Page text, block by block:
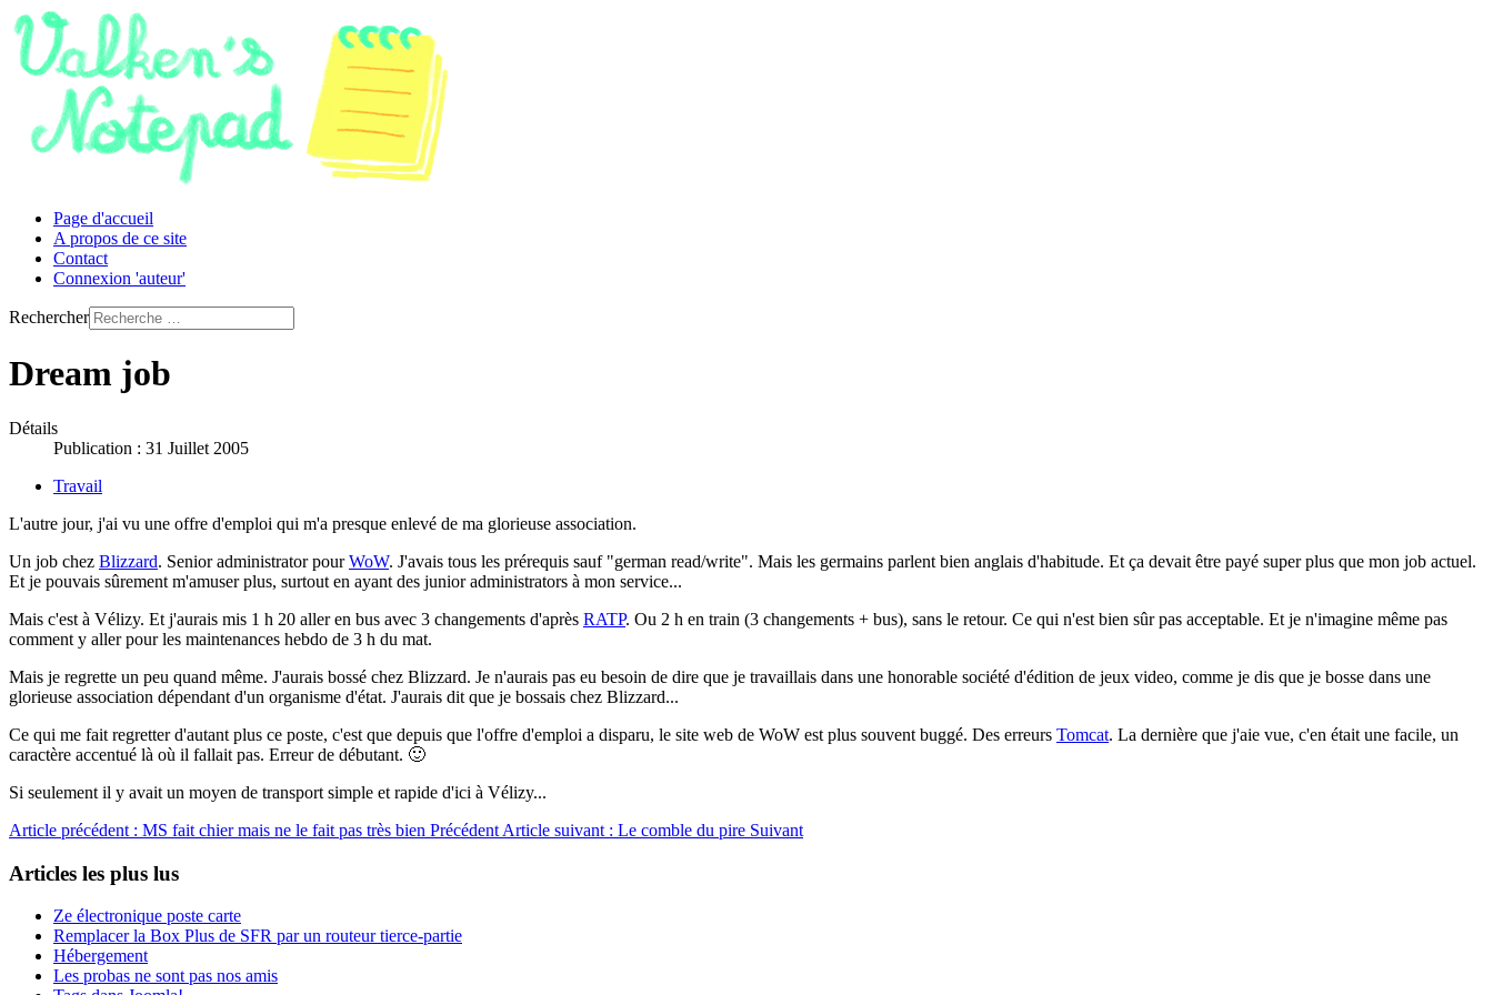
Page d'accueil
A propos de ce site
Contact
Connexion 'auteur'
Rechercher
Dream job
Détails
Publication : 31 Juillet 2005
Travail
L'autre jour, j'ai vu une offre d'emploi qui m'a presque enlevé de ma glorieuse association.
Un job chez Blizzard. Senior administrator pourWoW. J'avais tous les prérequis sauf "german read/write". Mais les germains parlent bien anglais d'habitude. Et ça devait être payé super plus que mon job actuel.
Et je pouvais sûrement m'amuser plus, surtout en ayant des junior administrators à mon service...
Mais c'est à Vélizy. Et j'aurais mis 1 h 20 aller en bus avec 3 changements d'après RATP. Ou 2 h en train (3 changements + bus), sans le retour. Ce qui n'est bien sûr pas acceptable. Et je n'imagine même pas
comment y aller pour les maintenances hebdo de 3 h du mat.
Mais je regrette un peu quand même. J'aurais bossé chez Blizzard. Je n'aurais pas eu besoin de dire que je travaillais dans une honorable société d'édition de jeux video, comme je dis que je bosse dans une
glorieuse association dépendant d'un organisme d'état. J'aurais dit que je bossais chez Blizzard...
Ce qui me fait regretter d'autant plus ce poste, c'est que depuis que l'offre d'emploi a disparu, le site web de WoW est plus souvent buggé. Des erreurs Tomcat. La dernière que j'aie vue, c'en était une facile, un
caractère accentué là où il fallait pas. Erreur de débutant. 🙂
Si seulement il y avait un moyen de transport simple et rapide d'ici à Vélizy...
Article précédent : MS fait chier mais ne le fait pas très bien Précédent Article suivant : Le comble du pire Suivant
Articles les plus lus
Ze électronique poste carte
Remplacer la Box Plus de SFR par un routeur tierce-partie
Hébergement
Les probas ne sont pas nos amis